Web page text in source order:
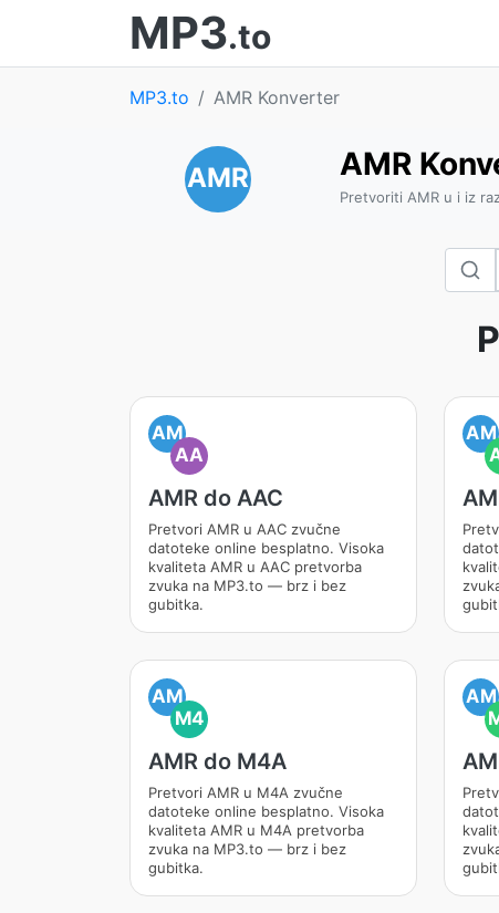
MP3.to
MP3.to AMR Konverter
AMR AMR
Pretvoriti AMR u i iz
AM
AA
AMR do AAC
Pretvori AMR u AAC zvučne
datoteke online besplatno. Visoka
kvaliteta AMR u AAC pretvorba
zvuka na MP3.to — brz i bez
gubitka.
AM
AM
M4
AMR do M4A
Pretvori AMR u M4A zvučne
datoteke online besplatno. Visoka
kvaliteta AMR u M4A pretvorba
zvuka na MP3.to — brz i bez
gubitka.
AM